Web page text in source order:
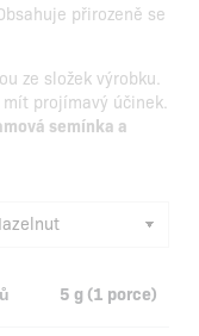
přirozeně se
ze složek výrobku.
projímavý účinek.
semínka a
5 g (1 porce)